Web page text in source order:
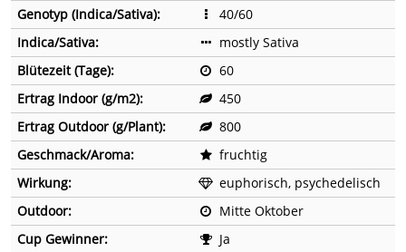
Genotyp (Indica/Sativa):
40/60
Indica/Sativa:
mostly Sativa
Blütezeit (Tage):
60
Ertrag Indoor (g/m2):
450
Ertrag Outdoor (g/Plant):
800
Geschmack/Aroma:
fruchtig
Wirkung:
euphorisch, psychedelisch
Outdoor:
Mitte Oktober
Cup Gewinner:
Ja